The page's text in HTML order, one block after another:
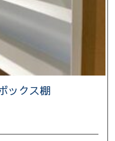
ックス棚